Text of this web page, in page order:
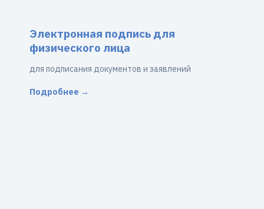
Электронная подпись для
физического лица
для подписания документов и заявлений
Подробнее →